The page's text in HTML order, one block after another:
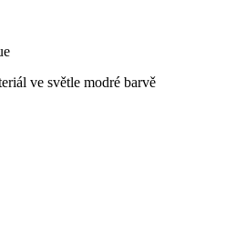
ve světle modré barvě